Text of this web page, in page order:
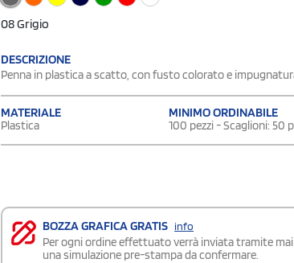
08 Grigio
DESCRIZIONE
Penna in plastica a scatto, con fusto colorato e
MATERIALE
Plastica
MINIMO ORDINABILE
100 pezzi - Scaglioni: 50
BOZZA GRAFICA GRATIS info
Per ogni ordine effettuato verrà inviata tramite
una simulazione pre-stampa da confermare.